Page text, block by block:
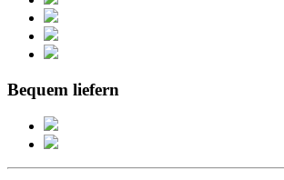
Bequem liefern